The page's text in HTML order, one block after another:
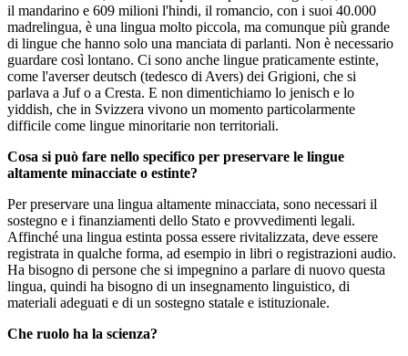
il mandarino e 609 milioni l'hindi, il romancio, con i suoi 40.000
madrelingua, è una lingua molto piccola, ma comunque più grande
di lingue che hanno solo una manciata di parlanti. Non è necessario
guardare così lontano. Ci sono anche lingue praticamente estinte,
come l'averser deutsch (tedesco di Avers) dei Grigioni, che si
parlava a Juf o a Cresta. E non dimentichiamo lo jenisch e lo
yiddish, che in Svizzera vivono un momento particolarmente
difficile come lingue minoritarie non territoriali.
Cosa si può fare nello specifico per preservare le lingue
altamente minacciate o estinte?
Per preservare una lingua altamente minacciata, sono necessari il
sostegno e i finanziamenti dello Stato e provvedimenti legali.
Affinché una lingua estinta possa essere rivitalizzata, deve essere
registrata in qualche forma, ad esempio in libri o registrazioni audio.
Ha bisogno di persone che si impegnino a parlare di nuovo questa
lingua, quindi ha bisogno di un insegnamento linguistico, di
materiali adeguati e di un sostegno statale e istituzionale.
Che ruolo ha la scienza?